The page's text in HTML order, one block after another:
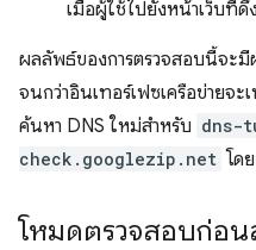
เมื่อผู้ใช้ไปยังหน้าเว็บที่
ผลลัพธ์ของการตรวจสอบนี้จะ
จนกว่าอินเทอร์เฟซเครือข่ายจ
ค้นหา DNS ใหม่สำหรับ dns-
check.googlezip.net โด
โหมดตรวจสอบก่อน